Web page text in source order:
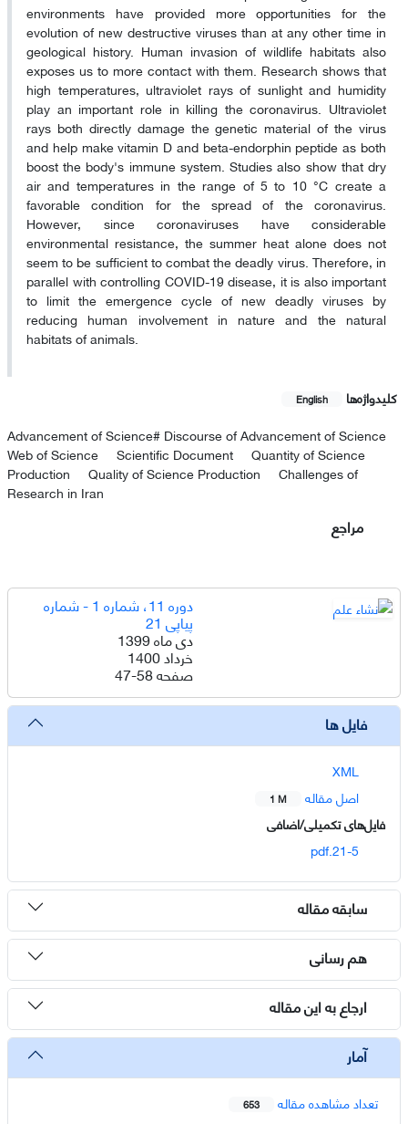
environments have provided more opportunities for the
evolution of new destructive viruses than at any other time in
geological history. Human invasion of wildlife habitats also
exposes us to more contact with them. Research shows that
high temperatures, ultraviolet rays of sunlight and humidity
play an important role in killing the coronavirus. Ultraviolet
rays both directly damage the genetic material of the virus
and help make vitamin D and beta-endorphin peptide as both
boost the body's immune system. Studies also show that dry
air and temperatures in the range of 5 to 10 °C create a
favorable condition for the spread of the coronavirus.
However, since coronaviruses have considerable
environmental resistance, the summer heat alone does not
seem to be sufficient to combat the deadly virus. Therefore, in
parallel with controlling COVID-19 disease, it is also important
to limit the emergence cycle of new deadly viruses by
reducing human involvement in nature and the natural
habitats of animals.
کلیدواژه‌ها English
Advancement of Science# Discourse of Advancement of Science
Web of Science
Scientific Document
Quantity of Science
Production
Quality of Science Production
Challenges of
Research in Iran
مراجع
دوره 11، شماره 1 - شماره
پیاپی 21
دی ماه 1399
خرداد 1400
صفحه47-58
فایل ها
XML
اصل مقاله
1 M
فایل‌های تکمیلی/اضافی
سابقه مقاله
هم رسانی
ارجاع به این مقاله
آمار
تعداد مشاهده مقاله 653